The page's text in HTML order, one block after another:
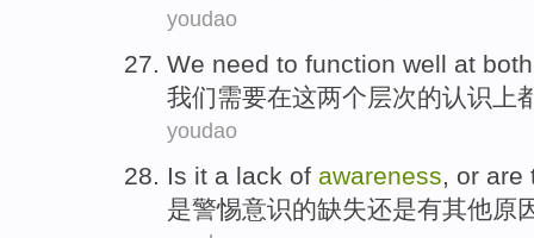
youdao
We need to function well at both
我们需要在这两个层次的认识上
youdao
Is it a lack of awareness or are
是警惕意识的缺失还是有其他原